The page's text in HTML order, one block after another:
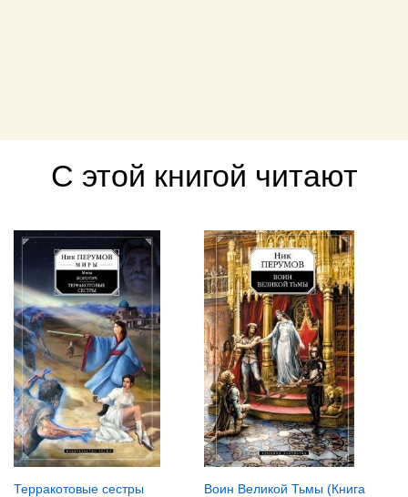
С этой книгой читают
Терракотовые сестры
Воин Великой Тьмы (Книга